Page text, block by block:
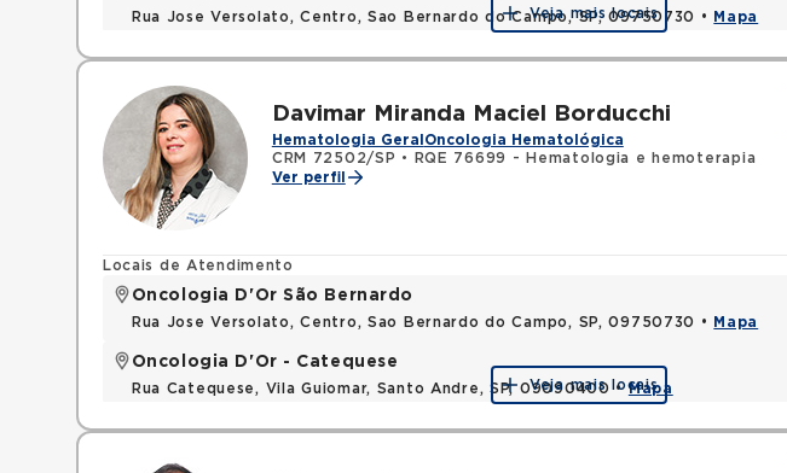
Rua Jose Versolato, Centro, Sao Bernardo do Campo, SP, 09750730 • Mapa
Veja mais locais
Davimar Miranda Maciel Borducchi
Hematologia Geral Oncologia Hematológica
CRM 72502/SP •
RQE 76699 - Hematologia e hemoterapia
Ver perfil
Locais de Atendimento
Oncologia D'Or São Bernardo
Rua Jose Versolato, Centro, Sao Bernardo do Campo, SP, 09750730 • Mapa
Oncologia D'Or - Catequese
Rua Catequese, Vila Guiomar, Santo Andre, SP, 09090400 •Mapa
Veja mais locais